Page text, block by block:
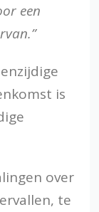
een
is
over
te